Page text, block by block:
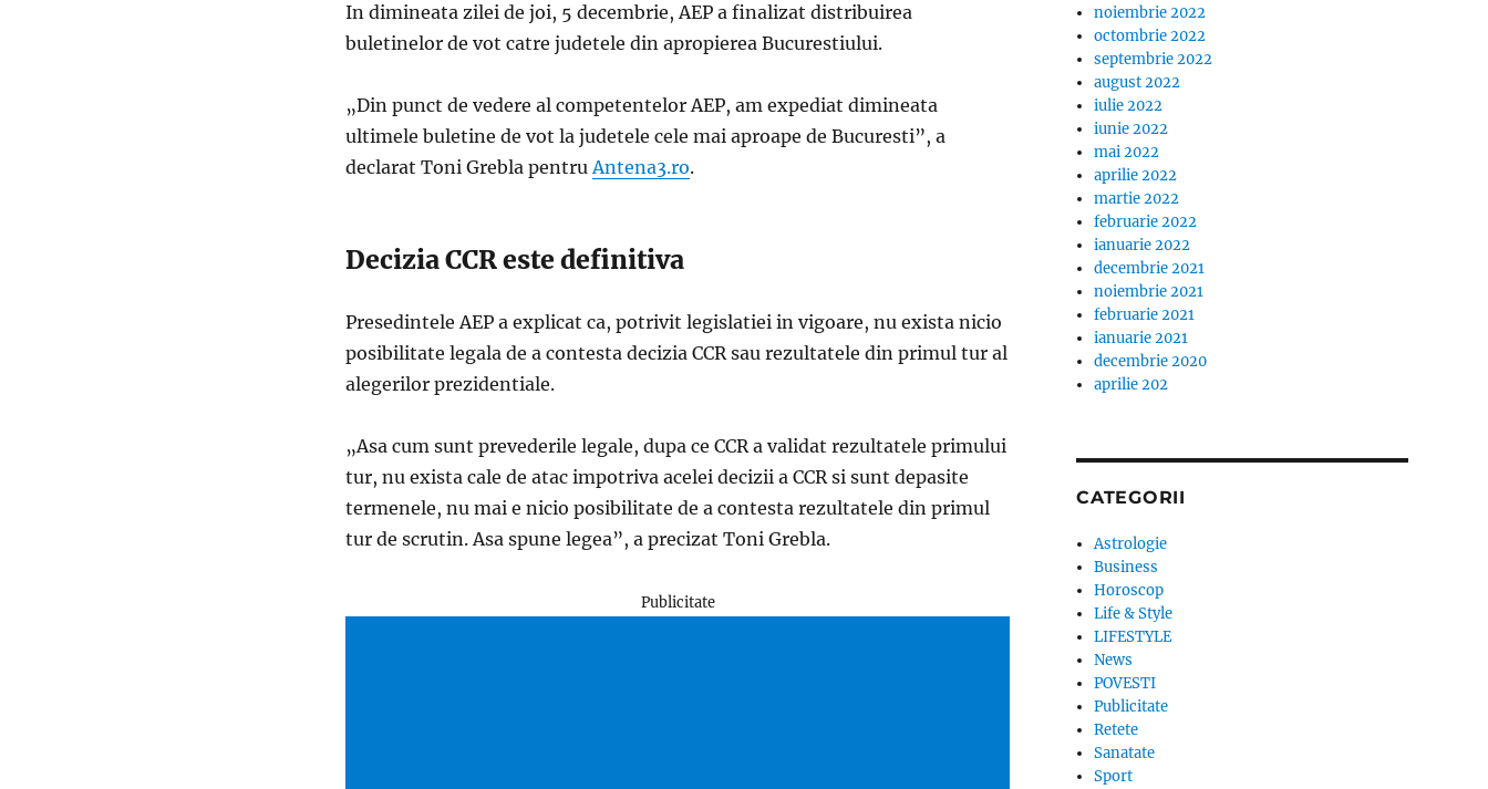
In dimineata zilei de joi, 5 decembrie, AEP a finalizat distribuirea
buletinelor de vot catre judetele din apropierea Bucurestiului.
„Din punct de vedere al competentelor AEP, am expediat dimineata
ultimele buletine de vot la judetele cele mai aproape de Bucuresti”, a
declarat Toni Grebla pentruAntena3.ro.
Decizia CCR este definitiva
Presedintele AEP a explicat ca, potrivit legislatiei in vigoare, nu exista nicio
posibilitate legala de a contesta decizia CCR sau rezultatele din primul tur al
alegerilor prezidentiale.
„Asa cum sunt prevederile legale, dupa ce CCR a validat rezultatele primului
tur, nu exista cale de atac impotriva acelei decizii a CCR si sunt depasite
termenele, nu mai e nicio posibilitate de a contesta rezultatele din primul
tur de scrutin. Asa spune legea”, a precizat Toni Grebla.
Publicitate
noiembrie 2022
octombrie 2022
septembrie 2022
august 2022
iulie 2022
iunie 2022
mai 2022
aprilie 2022
martie 2022
februarie 2022
ianuarie 2022
decembrie 2021
noiembrie 2021
februarie 2021
ianuarie 2021
decembrie 2020
aprilie 202
CATEGORII
Astrologie
Business
Horoscop
Life & Style
LIFESTYLE
News
POVESTI
Publicitate
Retete
Sanatate
Sport